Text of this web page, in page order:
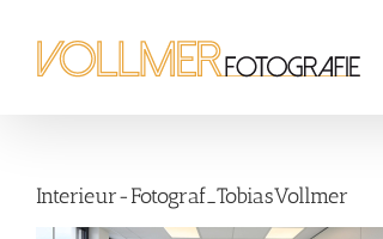
Inhalt
springen
Interieur-Fotograf_TobiasVollmer